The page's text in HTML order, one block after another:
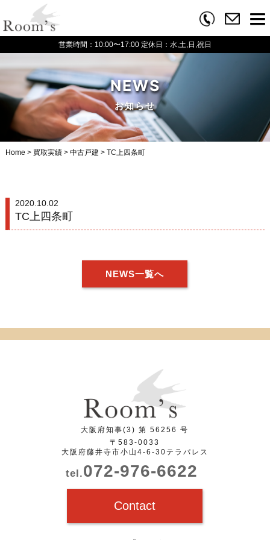
営業時間：10:00〜17:00 定休日：水,土,日,祝日
NEWS
お知らせ
Home > 買取実績> 中古戸建> TC上四条町
2020.10.02
TC上四条町
NEWS一覧へ
大阪府知事(3) 第 56256 号
〒583-0033
大阪府藤井寺市小山4-6-30テラパレス
tel.072-976-6622
Contact